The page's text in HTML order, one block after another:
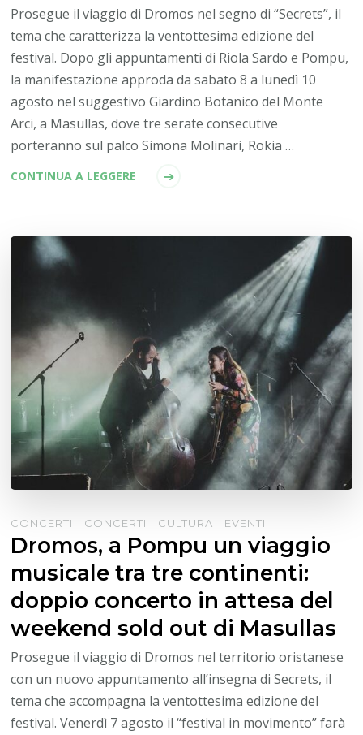
Prosegue il viaggio di Dromos nel segno di “Secrets”, il
tema che caratterizza la ventottesima edizione del
festival. Dopo gli appuntamenti di Riola Sardo e Pompu,
la manifestazione approda da sabato 8 a lunedì 10
agosto nel suggestivo Giardino Botanico del Monte
Arci, a Masullas, dove tre serate consecutive
porteranno sul palco Simona Molinari, Rokia …
CONTINUA A LEGGERE
CONCERTI CONCERTI CULTURA EVENTI
Dromos, a Pompu un viaggio
musicale tra tre continenti:
doppio concerto in attesa del
weekend sold out di Masullas
Prosegue il viaggio di Dromos nel territorio oristanese
con un nuovo appuntamento all’insegna di Secrets, il
tema che accompagna la ventottesima edizione del
festival. Venerdì 7 agosto il “festival in movimento” farà